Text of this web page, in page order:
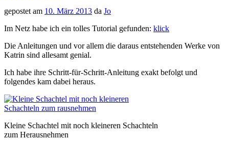
gepostet am 10. März 2013 da Jo
Im Netz habe ich ein tolles Tutorial gefunden: klick
Die Anleitungen und vor allem die daraus entstehenden Werke von
Katrin sind allesamt genial.
Ich habe ihre Schritt-für-Schritt-Anleitung exakt befolgt und
folgendes kam dabei heraus.
Kleine Schachtel mit noch kleineren Schachteln
zum Herausnehmen